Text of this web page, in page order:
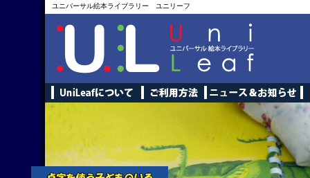
ユニバーサル絵本ライブラリー ユニリーフ